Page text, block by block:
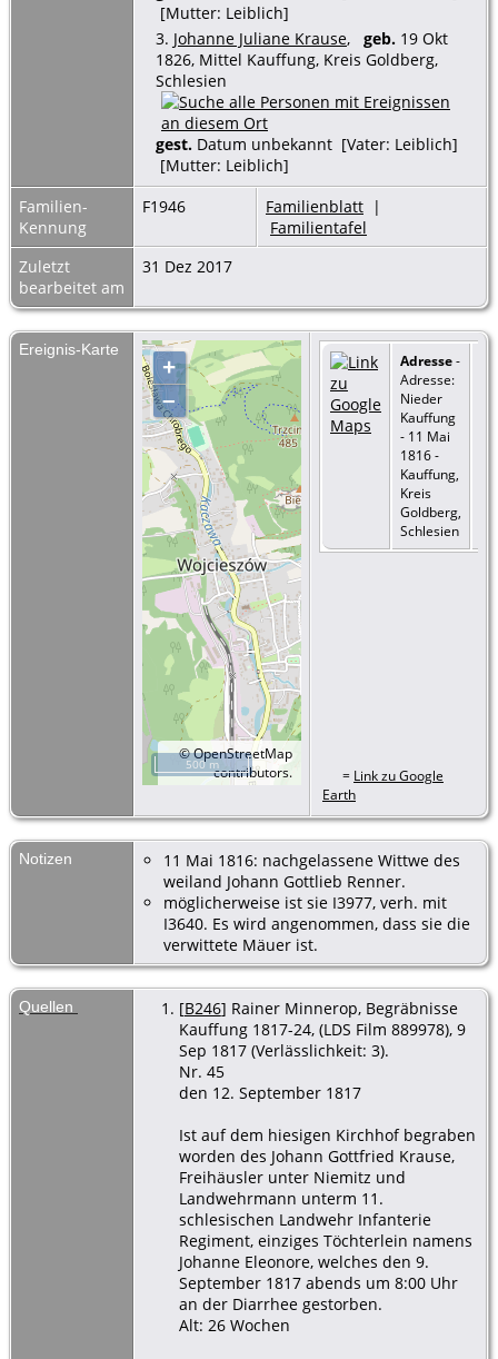
[Mutter: Leiblich]
3. Johanne Juliane Krause, geb. 19 Okt
1826, Mittel Kauffung, Kreis Goldberg,
Schlesien
gest. Datum unbekannt [Vater: Leiblich]
[Mutter: Leiblich]
Familien-
Kennung
F1946 Familienblatt |
Familientafel
Zuletzt
bearbeitet am
31 Dez 2017
Ereignis-Karte
+
–
©OpenStreetMap
contributors.
500 m
Adresse-
Adresse:
Nieder
Kauffung
- 11 Mai
1816 -
Kauffung,
Kreis
Goldberg,
Schlesien
= Link zu Google
Earth
Notizen
11 Mai 1816: nachgelassene Wittwe des
weiland Johann Gottlieb Renner.
möglicherweise ist sie I3977, verh. mit
I3640. Es wird angenommen, dass sie die
verwittete Mäuer ist.
Quellen [B246] Rainer Minnerop, Begräbnisse
Kauffung 1817-24, (LDS Film 889978), 9
Sep 1817 (Verlässlichkeit: 3).
Nr. 45
den 12. September 1817
Ist auf dem hiesigen Kirchhof begraben
worden des Johann Gottfried Krause,
Freihäusler unter Niemitz und
Landwehrmann unterm 11.
schlesischen Landwehr Infanterie
Regiment, einziges Töchterlein namens
Johanne Eleonore, welches den 9.
September 1817 abends um 8:00 Uhr
an der Diarrhee gestorben.
Alt: 26 Wochen